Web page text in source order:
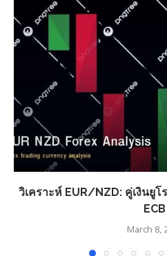
วิเคราะห์ EUR/NZD: คู่เงินยูโ
ECB
March 8,